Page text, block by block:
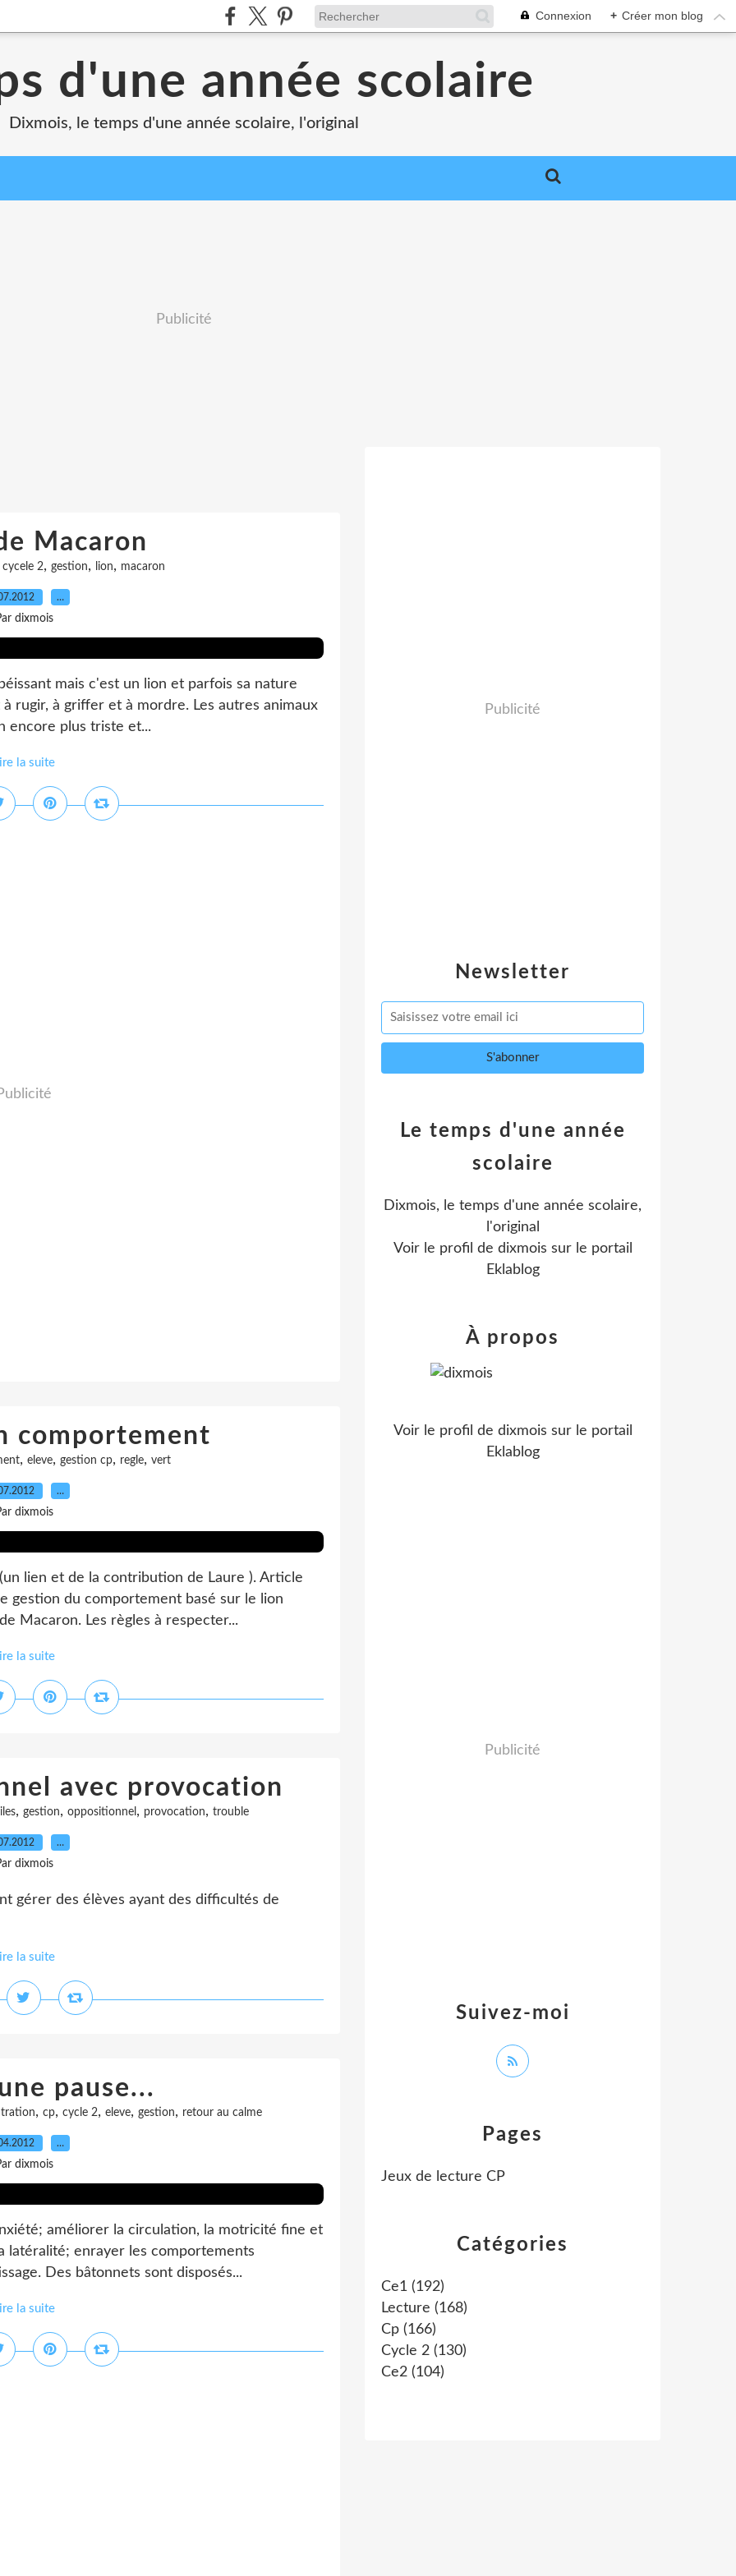
Connexion + Créer mon blog
d'une année scolaire
Dixmois, le temps d'une année scolaire, l'original
Publicité
Macaron
cycele 2, gestion, lion, macaron
…
dixmois
mais c'est un lion et parfois sa nature
rugir, à griffer et à mordre. Les autres animaux
encore plus triste et...
la suite
comportement
, eleve, gestion cp, regle, vert
…
dixmois
lien et de la contribution de Laure ). Article
gestion du comportement basé sur le lion
Macaron. Les règles à respecter...
la suite
avec provocation
, gestion, oppositionnel, provocation, trouble
…
dixmois
gérer des élèves ayant des difficultés de
la suite
pause...
, cp, cycle 2, eleve, gestion, retour au calme
…
dixmois
améliorer la circulation, la motricité fine et
latéralité; enrayer les comportements
Des bâtonnets sont disposés...
la suite
Newsletter
Publicité
Catégories
Ce1 (192)
Lecture (168)
Cp (166)
Cycle 2 (130)
Ce2 (104)
Pages
Jeux de lecture CP
Le temps d'une année
scolaire
Dixmois, le temps d'une année scolaire,
l'original
Voir le profil de dixmois sur le portail
Eklablog
Suivez-moi
À propos
Voir le profil de dixmois sur le portail
Eklablog
Publicité